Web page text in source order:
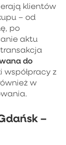
klientów
– od
po
aktu
do
współpracy z
w
–